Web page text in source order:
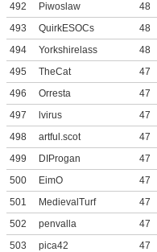
492
Piwoslaw 48
493
QuirkESOCs 48
494
Yorkshirelass 48
495
TheCat 47
496
Orresta 47
497
lvirus 47
498
artful.scot 47
499
DIProgan 47
500
EimO 47
501
MedievalTurf 47
502
penvalla 47
503
pica42 47